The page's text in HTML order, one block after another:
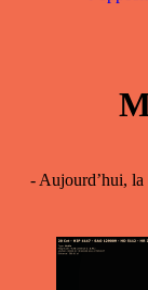
- Aujourd’hui, la